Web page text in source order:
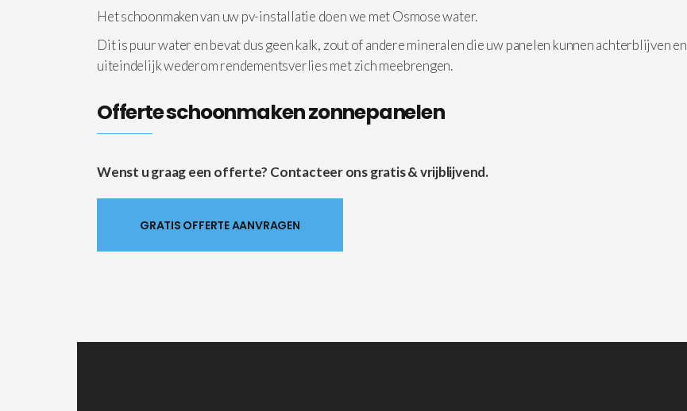
Het schoonmaken van uw pv-installatie doen we met Osmose water.
Dit is puur water en bevat dus geen kalk, zout of andere mineralen die uw panelen kunnen achterblijven en
uiteindelijk wederom rendementsverlies met zich meebrengen.
Offerte schoonmaken zonnepanelen
Wenst u graag een offerte? Contacteer ons gratis & vrijblijvend.
GRATIS OFFERTE AANVRAGEN